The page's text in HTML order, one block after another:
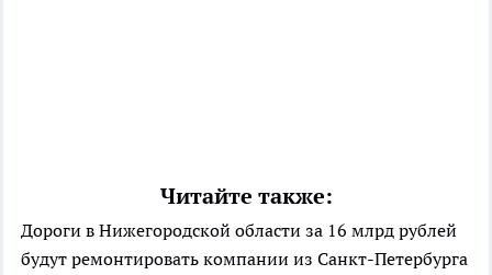
Читайте также:
Дороги в Нижегородской области за 16 млрд рублей
будут ремонтировать компании из Санкт-Петербурга